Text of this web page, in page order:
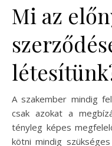
Mi az
A szakember mindig
csak azokat a
tényleg képes
kötni mindig